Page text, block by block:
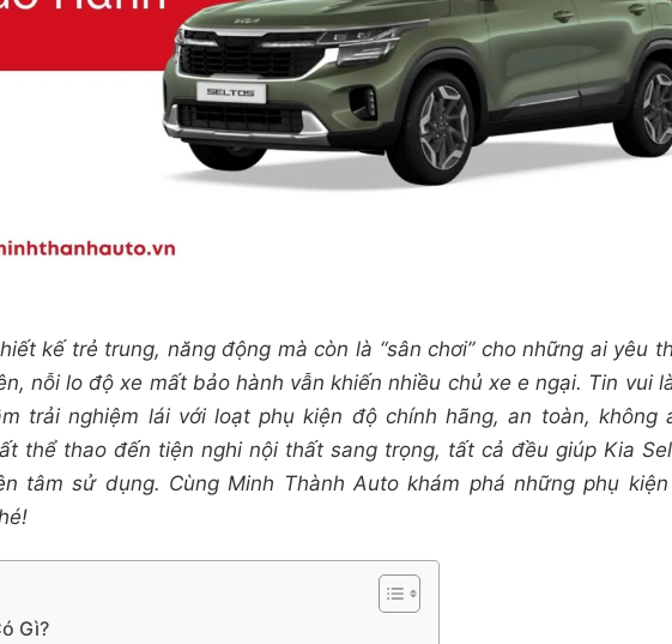
kế trẻ trung, năng động mà còn là “sân chơi” cho những ai yêu
nỗi lo độ xe mất bảo hành vẫn khiến nhiều chủ xe e ngại. Tin vui
trải nghiệm lái với loạt phụ kiện độ chính hãng, an toàn, không
thể thao đến tiện nghi nội thất sang trọng, tất cả đều giúp Kia
tâm sử dụng. Cùng Minh Thành Auto khám phá những phụ
Gì?